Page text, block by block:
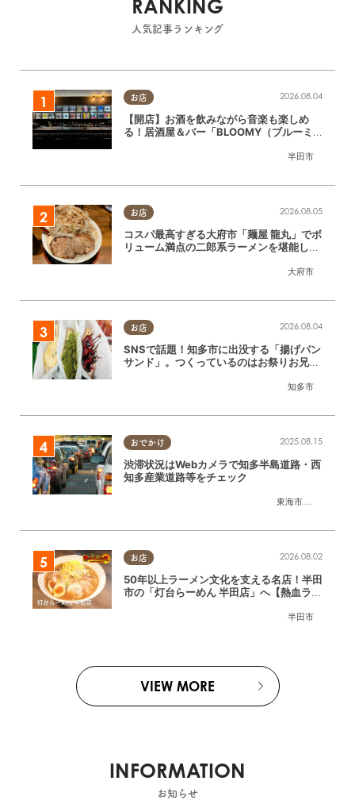
RANKING
人気記事ランキング
お店
半田市
2026.08.04
【開店】お酒を飲みながら音楽も楽しめ
る！居酒屋＆バー「BLOOMY（ブルーミ
お店
大府市
2026.08.05
コスパ最高すぎる大府市「麺屋 龍丸」でボ
リューム満点の二郎系ラーメンを堪能して
お店
知多市
2026.08.04
SNSで話題！知多市に出没する「揚げパン
サンド」。つくっているのはお祭りお兄さ
おでかけ
東海市大府市
2025.08.15
渋滞状況はWebカメラで知多半島道路・西
知多産業道路等をチェック
お店
半田市
2026.08.02
50年以上ラーメン文化を支える名店！半田
市の「灯台らーめん 半田店」へ【熱血ラー
VIEW MORE
INFORMATION
お知らせ